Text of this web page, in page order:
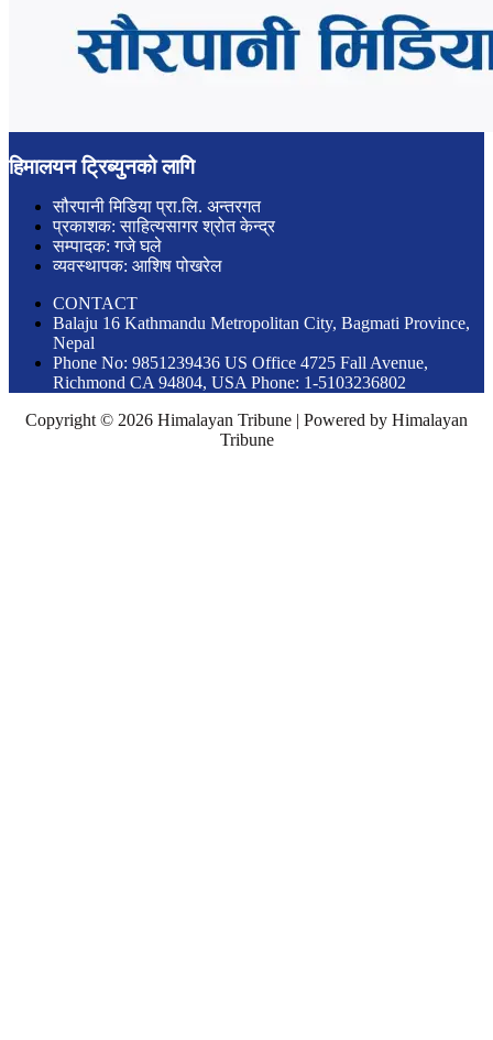
हिमालयन ट्रिब्युनको लागि
सौरपानी मिडिया प्रा.लि. अन्तरगत
प्रकाशक: साहित्यसागर श्रोत केन्द्र
सम्पादक: गजे घले
व्यवस्थापक: आशिष पोखरेल
CONTACT
Balaju 16 Kathmandu Metropolitan City, Bagmati Province,
Nepal
Phone No: 9851239436 US Office 4725 Fall Avenue,
Richmond CA 94804, USA Phone: 1-5103236802
Copyright © 2026 Himalayan Tribune | Powered by Himalayan
Tribune